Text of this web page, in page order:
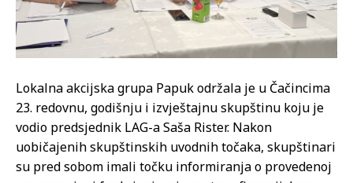
Lokalna akcijska grupa Papuk održala je u Čačincima
23. redovnu, godišnju i izvještajnu skupštinu koju je
vodio predsjednik LAG-a Saša Rister. Nakon
uobičajenih skupštinskih uvodnih točaka, skupštinari
su pred sobom imali točku informiranja o provedenoj